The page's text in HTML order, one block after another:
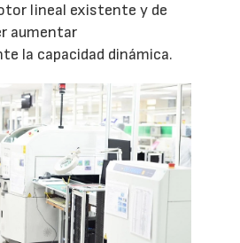
lineal existente y de
aumentar
la capacidad dinámica.